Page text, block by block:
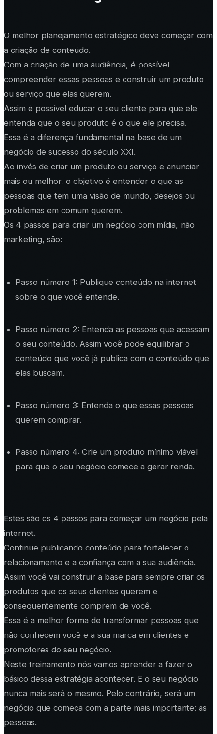
O melhor planejamento estratégico deve começar com
a criação de conteúdo.
Com a criação de uma audiência, é possível
compreender essas pessoas e construir um produto
ou serviço que elas querem.
Assim é possível educar o seu cliente para que ele
entenda que o seu produto é o que ele precisa.
Essa é a diferença fundamental na base de um
negócio de sucesso do século XXI.
Ao invés de criar um produto ou serviço e anunciar
mais ou melhor, o objetivo é entender o que as
pessoas que tem uma visão de mundo, desejos ou
problemas em comum querem.
Os 4 passos para criar um negócio com mídia, não
marketing, são:
Passo número 1: Publique conteúdo na internet
sobre o que você entende.
Passo número 2: Entenda as pessoas que acessam
o seu conteúdo. Assim você pode equilibrar o
conteúdo que você já publica com o conteúdo que
elas buscam.
Passo número 3: Entenda o que essas pessoas
querem comprar.
Passo número 4: Crie um produto mínimo viável
para que o seu negócio comece a gerar renda.
Estes são os 4 passos para começar um negócio pela
internet.
Continue publicando conteúdo para fortalecer o
relacionamento e a confiança com a sua audiência.
Assim você vai construir a base para sempre criar os
produtos que os seus clientes querem e
consequentemente comprem de você.
Essa é a melhor forma de transformar pessoas que
não conhecem você e a sua marca em clientes e
promotores do seu negócio.
Neste treinamento nós vamos aprender a fazer o
básico dessa estratégia acontecer. E o seu negócio
nunca mais será o mesmo. Pelo contrário, será um
negócio que começa com a parte mais importante: as
pessoas.